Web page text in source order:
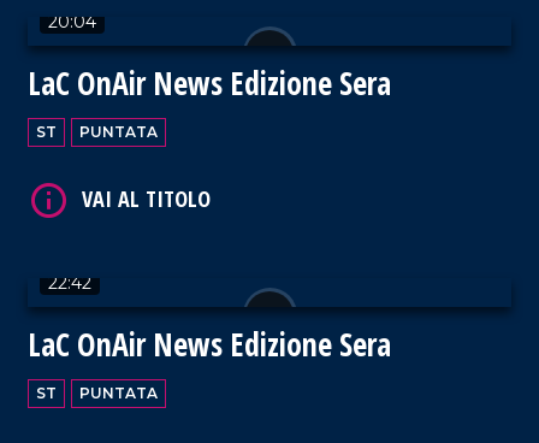
20:04
LaC OnAir News Edizione Sera
ST PUNTATA
22:42
LaC OnAir News Edizione Sera
ST PUNTATA
VAI AL TITOLO